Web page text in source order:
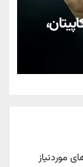
موردنیاز